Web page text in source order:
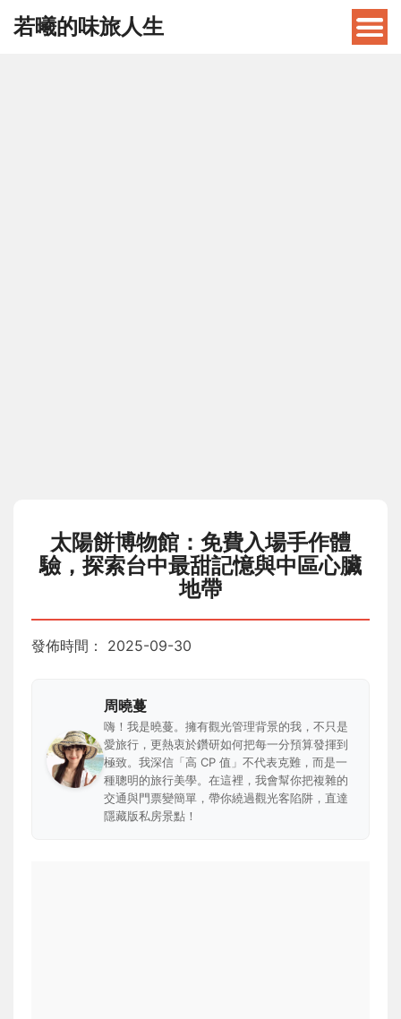
若曦的味旅人生
太陽餅博物館：免費入場手作體
驗，探索台中最甜記憶與中區心臟
地帶
發佈時間： 2025-09-30
周曉蔓
嗨！我是曉蔓。擁有觀光管理背景的我，不只是
愛旅行，更熱衷於鑽研如何把每一分預算發揮到
極致。我深信「高 CP 值」不代表克難，而是一
種聰明的旅行美學。在這裡，我會幫你把複雜的
交通與門票變簡單，帶你繞過觀光客陷阱，直達
隱藏版私房景點！